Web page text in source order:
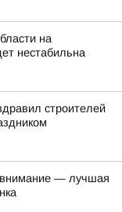
на
нестабильна
строителей
— лучшая